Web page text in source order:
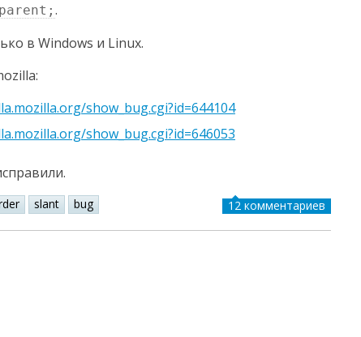
.
в Windows и Linux.
show_bug.cgi?id=644104
show_bug.cgi?id=646053
slant bug 12 комментариев